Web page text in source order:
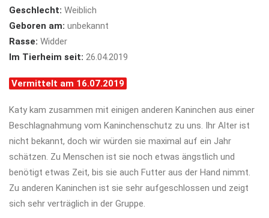
Geschlecht: Weiblich
Geboren am: unbekannt
Rasse: Widder
Im Tierheim seit: 26.04.2019
Vermittelt am 16.07.2019
Katy kam zusammen mit einigen anderen Kaninchen aus einer
Beschlagnahmung vom Kaninchenschutz zu uns. Ihr Alter ist
nicht bekannt, doch wir würden sie maximal auf ein Jahr
schätzen. Zu Menschen ist sie noch etwas ängstlich und
benötigt etwas Zeit, bis sie auch Futter aus der Hand nimmt.
Zu anderen Kaninchen ist sie sehr aufgeschlossen und zeigt
sich sehr verträglich in der Gruppe.